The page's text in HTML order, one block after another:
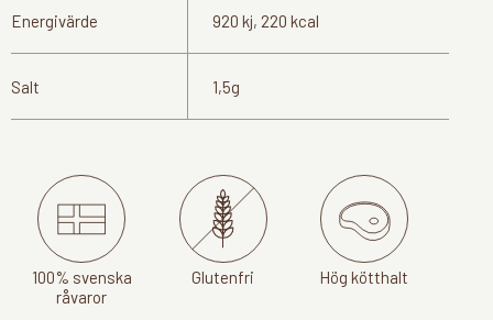
Energivärde 920 kj, 220 kcal
Salt 1,5g
100% svenska
råvaror
Glutenfri Hög kötthalt